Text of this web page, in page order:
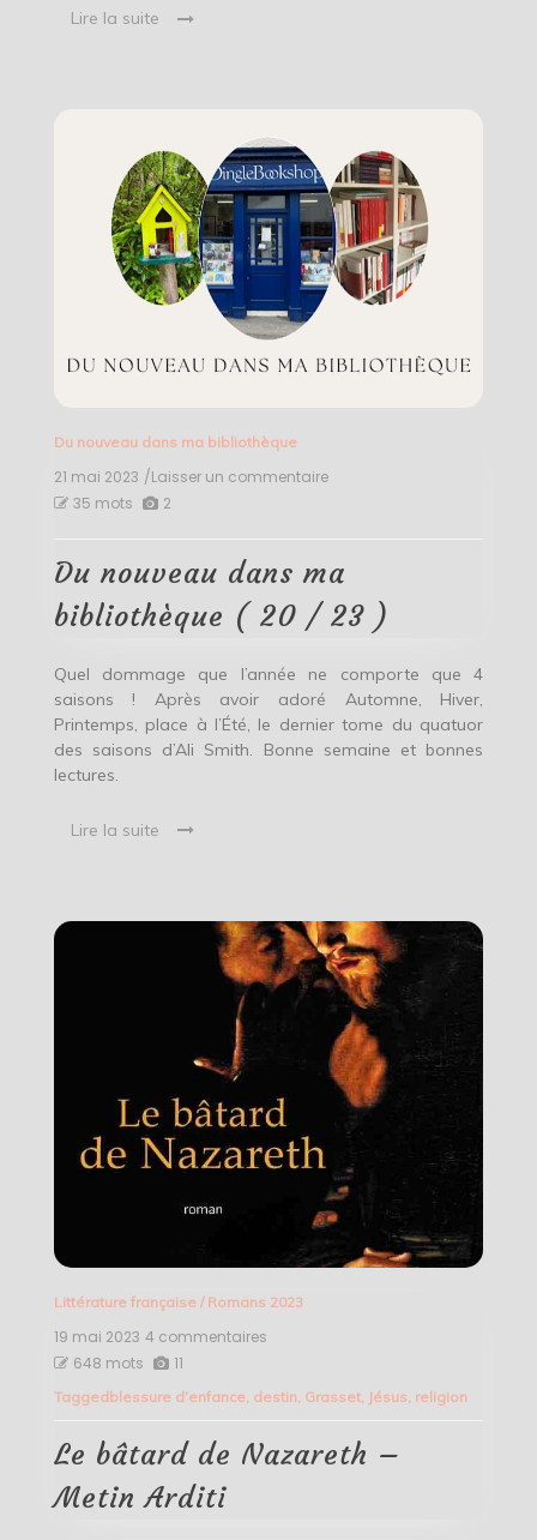
Lire la suite
Du nouveau dans ma bibliothèque
21 mai 2023 /Laisser un commentaireon
bibliothèque
20
23
35 mots 2
Du nouveau dans ma
bibliothèque ( 20 / 23 )
Quel dommage que l’année ne comporte que 4
saisons ! Après avoir adoré Automne, Hiver,
Printemps, place à l’Été, le dernier tome du quatuor
des saisons d’Ali Smith. Bonne semaine et bonnes
lectures.
Lire la suite
Littérature française/ Romans 2023
19 mai 2023 4 commentaires
de
Metin
648 mots 11
Taggedblessure d’enfance, destin, Grasset, Jésus, religion
Le bâtard de Nazareth –
Metin Arditi